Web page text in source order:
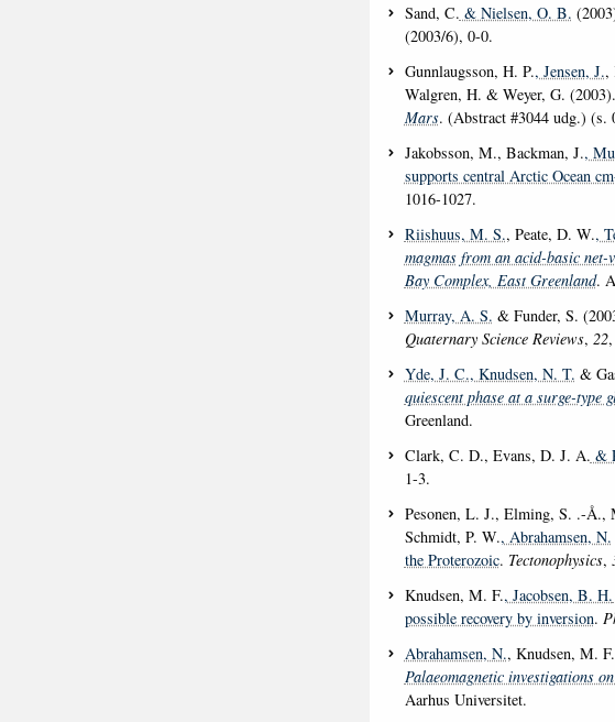
Sand, C. & Nielsen, O. B.
(2003/6), 0-0.
Gunnlaugsson, H. P., Jensen, J.,
Walgren, H. & Weyer, G. (2003).
Mars. (Abstract #3044 udg.) (s.
Jakobsson, M., Backman, J.,
supports central Arctic Ocean
1016-1027.
Riishuus, M. S., Peate, D. W.,
magmas from an acid-basic
Bay Complex, East Greenland.
Murray, A. S. & Funder, S.
Quaternary Science Reviews, 22,
Yde, J. C., Knudsen, N. T. &
quiescent phase at a surge-type
Greenland.
Clark, C. D., Evans, D. J. A. &
1-3.
Pesonen, L. J., Elming, S. .-Å.,
Schmidt, P. W., Abrahamsen, N.
the Proterozoic. Tectonophysics,
Knudsen, M. F., Jacobsen, B. H.
possible recovery by inversion.
Abrahamsen, N., Knudsen, M.
Palaeomagnetic investigations
Aarhus Universitet.